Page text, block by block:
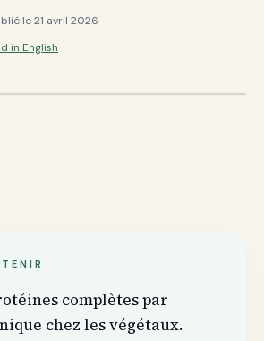
le21 avril 2026
in English
complètes par
chez les végétaux.